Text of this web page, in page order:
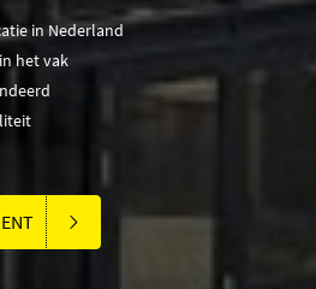
in Nederland
het vak